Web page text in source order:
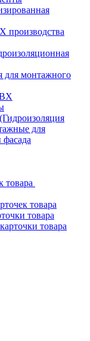
производства
для монтажного
для
товара
товара
товара
товара